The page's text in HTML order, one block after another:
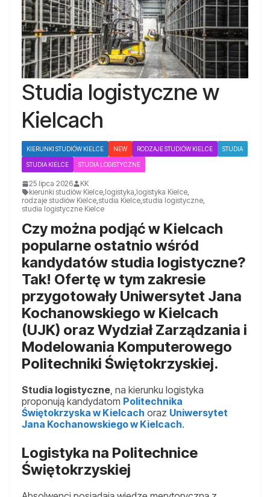
Studia logistyczne w
Kielcach
KIERUNKI STUDIÓW KIELCE NEW RODZAJE STUDIÓW KIELCE STUDIA
STUDIA KIELCE STUDIA LOGISTYCZNE
25 lipca 2026
KK
kierunki studiów Kielce,logistyka,logistyka Kielce,
rodzaje studiów Kielce,studia Kielce,studia logistyczne,
studia logistyczne Kielce
Czy można podjąć w Kielcach
popularne ostatnio wśród
kandydatów studia logistyczne?
Tak! Ofertę w tym zakresie
przygotowały Uniwersytet Jana
Kochanowskiego w Kielcach
(UJK) oraz Wydział Zarządzania i
Modelowania Komputerowego
Politechniki Świętokrzyskiej.
Studia logistyczne, na kierunku logistyka
proponują kandydatom Politechnika
Świętokrzyska w Kielcach oraz Uniwersytet
Jana Kochanowskiego w Kielcach.
Logistyka na Politechnice
Świętokrzyskiej